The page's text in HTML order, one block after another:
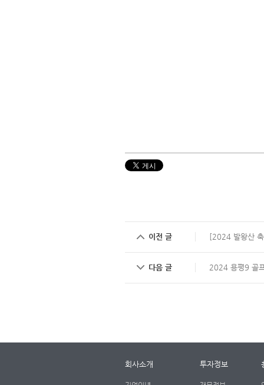
이전 글 [2024 발왕산
다음 글 2024 용평9 골
회사소개 투자정보